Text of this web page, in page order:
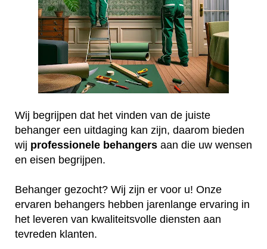
Wij begrijpen dat het vinden van de juiste
behanger een uitdaging kan zijn, daarom bieden
wij professionele behangers aan die uw wensen
en eisen begrijpen.
Behanger gezocht? Wij zijn er voor u! Onze
ervaren behangers hebben jarenlange ervaring in
het leveren van kwaliteitsvolle diensten aan
tevreden klanten.